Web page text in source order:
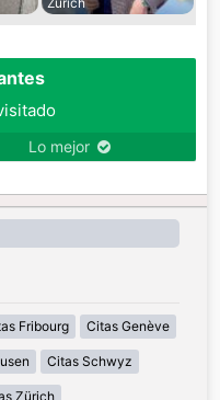
Lo mejor
Fribourg Citas Genève
Citas Schwyz
Zürich